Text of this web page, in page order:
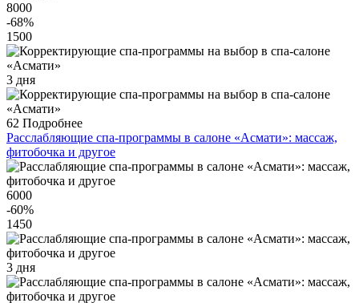
8000
-68%
1500
3 дня
62 Подробнее
Расслабляющие спа-программы в салоне «Асмати»: массаж,
фитобочка и другое
6000
-60%
1450
3 дня